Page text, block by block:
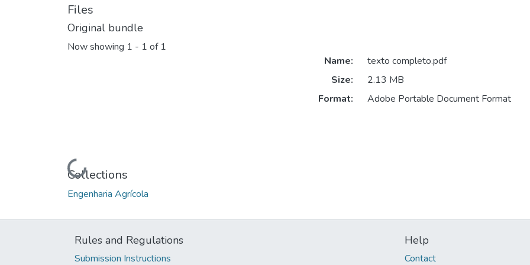
Files
Original bundle
Now showing 1 - 1 of 1
Loading...
Name:
texto completo.pdf
Size:
2.13 MB
Format:
Adobe Portable Document Format
Collections
Engenharia Agrícola
Rules and Regulations
Submission Instructions
Help
Contact